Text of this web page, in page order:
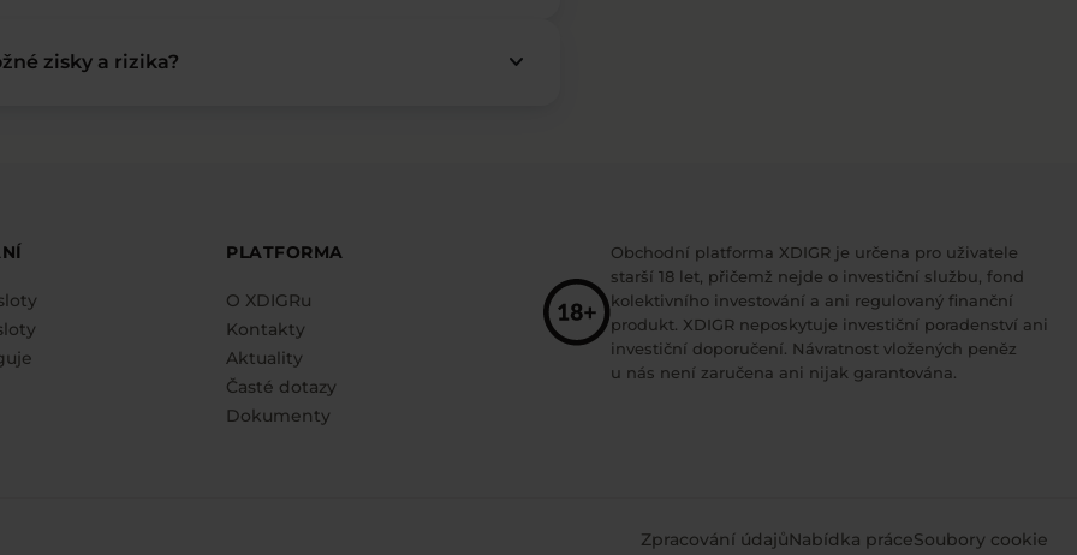
zisky a rizika? keyboard_arrow_down
PLATFORMA
O XDIGRu
Kontakty
Aktuality
Časté dotazy
Dokumenty
Obchodní platforma XDIGR je určena pro uživatele
starší 18 let, přičemž nejde o investiční službu, fond
kolektivního investování a ani regulovaný finanční
produkt. XDIGR neposkytuje investiční poradenství ani
investiční doporučení. Návratnost vložených peněz
u nás není zaručena ani nijak garantována.
Zpracování údajůNabídka práceSoubory cookie